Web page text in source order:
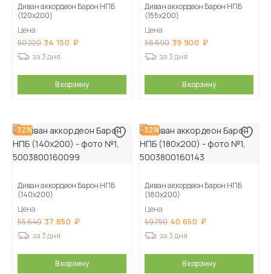
Диван аккордеон Барон НПБ
(120х200)
Цена
50 220 34 150
за 3 дня
В корзину
Диван аккордеон Барон НПБ
(155х200)
Цена
58 690 39 900
за 3 дня
В корзину
-32%
Диван аккордеон Барон НПБ
(140х200)
Цена
55 640 37 850
за 3 дня
В корзину
-32%
Диван аккордеон Барон НПБ
(180х200)
Цена
59 750 40 650
за 3 дня
В корзину